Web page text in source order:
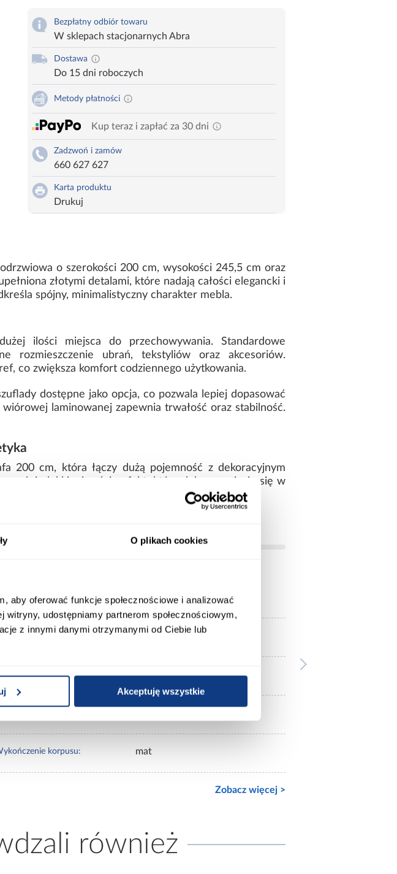
O plikach cookies
aby oferować funkcje społecznościowe i analizować
udostępniamy partnerom społecznościowym,
z innymi danymi otrzymanymi od Ciebie lub
Akceptuję wszystkie
Bezpłatny odbiór towaru
W sklepach stacjonarnych Abra
Dostawa
Do 15 dni roboczych
Metody płatności
Kup teraz i zapłać za 30 dni
Zadzwoń i zamów
660 627 627
Karta produktu
Drukuj
o szerokości 200 cm, wysokości 245,5 cm oraz
złotymi detalami, które nadają całości elegancki i
spójny, minimalistyczny charakter mebla.
ilości miejsca do przechowywania. Standardowe
rozmieszczenie ubrań, tekstyliów oraz akcesoriów.
co zwiększa komfort codziennego użytkowania.
dostępne jako opcja, co pozwala lepiej dopasować
laminowanej zapewnia trwałość oraz stabilność.
200 cm, która łączy dużą pojemność z dekoracyjnym
lekki wizualnie efekt, który dobrze wpisuje się w
białe
bez lustra
drzwi: kilkudrzwiowe
korpusu: mat
Zobacz więcej >
również